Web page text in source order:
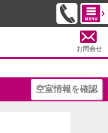
お問合せ
空室情報を確認